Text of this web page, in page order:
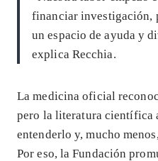
financiar investigación,
un espacio de ayuda y
explica Recchia.
La medicina oficial
pero la literatura científica
entenderlo y, mucho
Por eso, la Fundación